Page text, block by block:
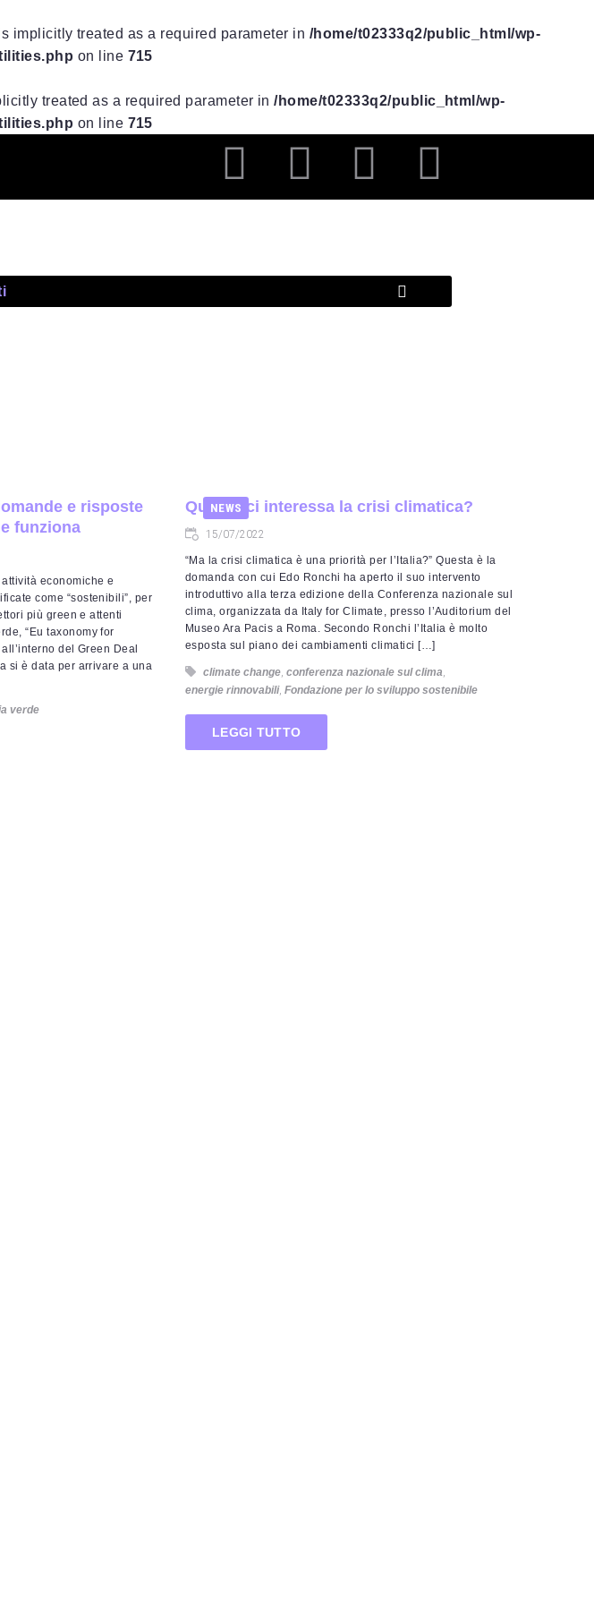
implicitly treated as a required parameter in /home/t02333q2/public_html/wp-
on line 715
treated as a required parameter in/home/t02333q2/public_html/wp-
on line 715
e risposte
funziona
economiche e
come “sostenibili”, per
più green e attenti
“Eu taxonomy for
del Green Deal
si è data per arrivare a una
verde
NEWS
Quanto ci interessa la crisi climatica?
15/07/2022
“Ma la crisi climatica è una priorità per l’Italia?” Questa è la
domanda con cui Edo Ronchi ha aperto il suo intervento
introduttivo alla terza edizione della Conferenza nazionale sul
clima, organizzata da Italy for Climate, presso l’Auditorium del
Museo Ara Pacis a Roma. Secondo Ronchi l’Italia è molto
esposta sul piano dei cambiamenti climatici […]
climate change, conferenza nazionale sul clima,
energie rinnovabili, Fondazione per lo sviluppo sostenibile
LEGGI TUTTO